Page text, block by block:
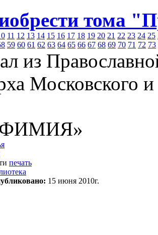
тома
11 12 13 14 15 16 17 18 19 20 21 22 23 24 25
59 60 61 62 63 64 65 66 67 68 69 70 71 72 73
из
Московского
печать
15 июня 2010г.